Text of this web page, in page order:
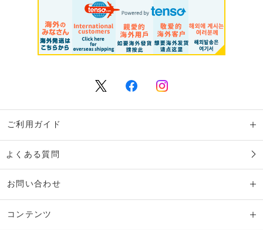
ご利用ガイド
よくある質問
お問い合わせ
コンテンツ